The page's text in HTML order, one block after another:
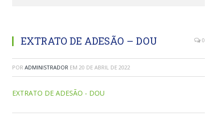
EXTRATO DE ADESÃO – DOU 0
POR ADMINISTRADOR EM 20 DE ABRIL DE 2022
EXTRATO DE ADESÃO - DOU